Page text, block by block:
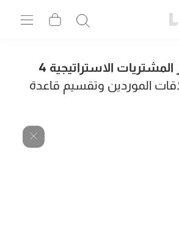
الاستراتيجية 4
الموردين وتقسيم قاعدة